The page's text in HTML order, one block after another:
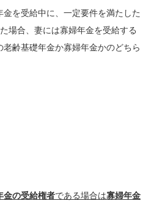
を受給中に、一定要件を満たした
場合、妻には寡婦年金を受給する
齢基礎年金か寡婦年金かのどちら
金の受給権者である場合は寡婦年金